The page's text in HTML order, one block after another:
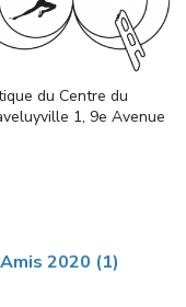
du Centre du
1, 9e Avenue
2020 (1)